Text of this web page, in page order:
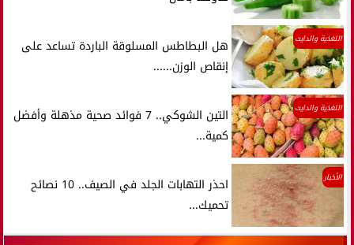
التغذية والدايت
هل البطاطس المسلوقة الباردة تساعد على
إنقاص الوزن......
التغذية والدايت
التين الشوكي.. 7 فوائد صحية مذهلة وأفضل
كمية...
الأخبار
احذر التهابات الجلد في الصيف.. 10 نصائح
تحميك...